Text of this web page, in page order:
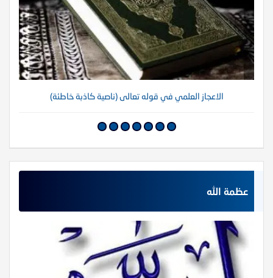
الاعجاز العلمي في قوله تعالى (ناصية كاذبة خاطئة)
عظمة الله